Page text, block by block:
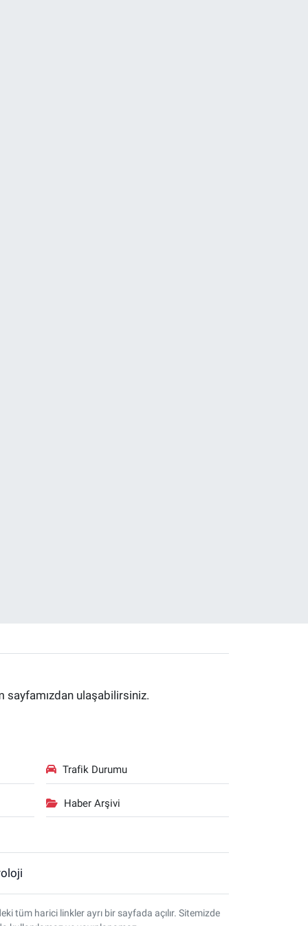
sayfamızdan ulaşabilirsiniz.
Trafik Durumu
Haber Arşivi
tüm harici linkler ayrı bir sayfada açılır. Sitemizde